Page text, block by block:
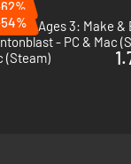
votre terrain de jeu
pour vous arrêter
of Ages 3: Make
- PC & Mac
(Steam)